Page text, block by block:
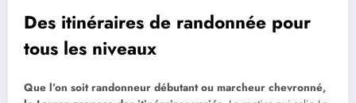
Des itinéraires de randonnée pour
tous les niveaux
Que l’on soit randonneur débutant ou marcheur chevronné,